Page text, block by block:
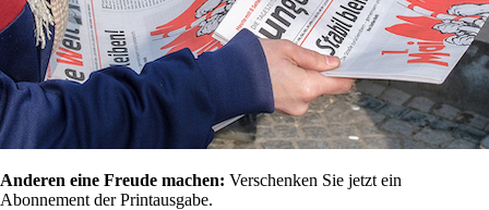
Anderen eine Freude machen: Verschenken Sie jetzt ein
Abonnement der Printausgabe.